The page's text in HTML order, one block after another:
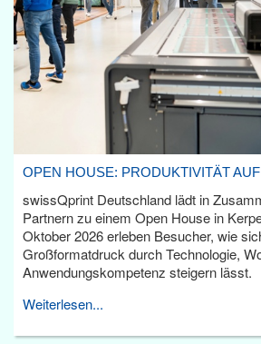
OPEN HOUSE: PRODUKTIVITÄT
swissQprint Deutschland lädt in
Partnern zu einem Open House in
Oktober 2026 erleben Besucher, wie
Großformatdruck durch Technologie,
Anwendungskompetenz steigern lässt.
Weiterlesen...